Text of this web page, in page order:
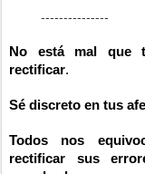
---------------
No está mal que
rectificar.
Sé discreto en tus
Todos nos
rectificar sus